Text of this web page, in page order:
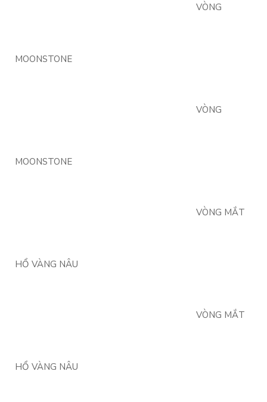
VÒNG
MOONSTONE
VÒNG
MOONSTONE
VÒNG MẮT
HỔ VÀNG NÂU
VÒNG MẮT
HỔ VÀNG NÂU